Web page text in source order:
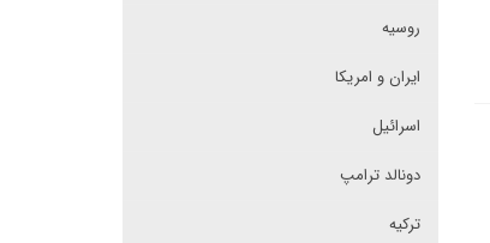
روسیه
ایران و امریکا
اسرائیل
دونالد ترامپ
ترکیه